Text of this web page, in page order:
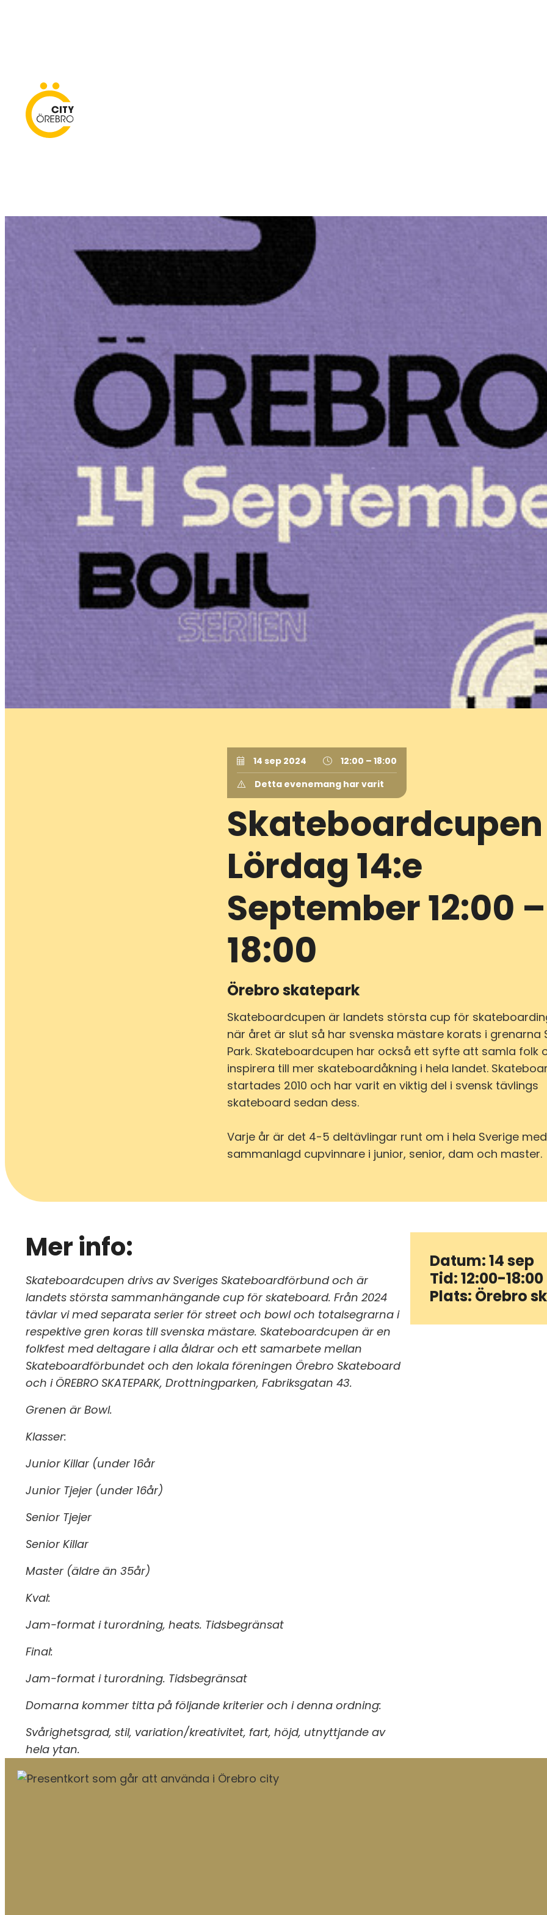
City Örebro
14 sep 2024
12:00 – 18:00
Detta evenemang har varit
Skateboardcupen
Lördag 14:e
September 12:00 –
18:00
Örebro skatepark
Skateboardcupen är landets största cup för
när året är slut så har svenska mästare korats i grenarna
Park. Skateboardcupen har också ett syfte att samla folk
inspirera till mer skateboardåkning i hela landet.
startades 2010 och har varit en viktig del i svensk tävlings
skateboard sedan dess.
Varje år är det 4-5 deltävlingar runt om i hela Sverige med
sammanlagd cupvinnare i junior, senior, dam och master.
Mer info:
Skateboardcupen drivs av Sveriges Skateboardförbund och är
landets största sammanhängande cup för skateboard. Från 2024
tävlar vi med separata serier för street och bowl och totalsegrarna i
respektive gren koras till svenska mästare. Skateboardcupen är en
folkfest med deltagare i alla åldrar och ett samarbete mellan
Skateboardförbundet och den lokala föreningen Örebro Skateboard
och i ÖREBRO SKATEPARK, Drottningparken, Fabriksgatan 43.
Grenen är Bowl.
Klasser:
Junior Killar (under 16år
Junior Tjejer (under 16år)
Senior Tjejer
Senior Killar
Master (äldre än 35år)
Kval:
Jam-format i turordning, heats. Tidsbegränsat
Final:
Jam-format i turordning. Tidsbegränsat
Domarna kommer titta på följande kriterier och i denna ordning:
Svårighetsgrad, stil, variation/kreativitet, fart, höjd, utnyttjande av
hela ytan.
Datum: 14 sep
Tid: 12:00-18:00
Plats: Örebro